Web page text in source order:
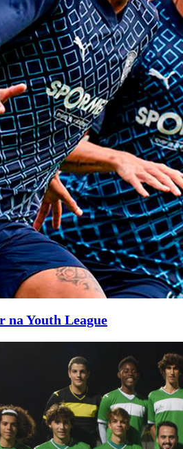
na Youth League